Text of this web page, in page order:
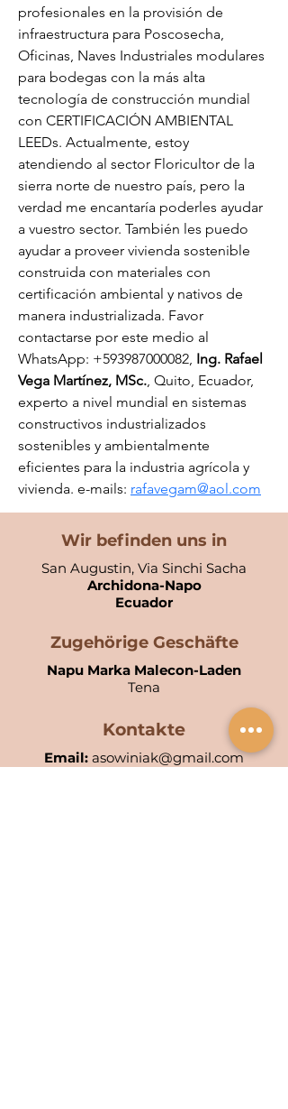
profesionales en la provisión de
infraestructura para Poscosecha,
Oficinas, Naves Industriales modulares
para bodegas con la más alta
tecnología de construcción mundial
con CERTIFICACIÓN AMBIENTAL
LEEDs. Actualmente, estoy
atendiendo al sector Floricultor de la
sierra norte de nuestro país, pero la
verdad me encantaría poderles ayudar
a vuestro sector. También les puedo
ayudar a proveer vivienda sostenible
construida con materiales con
certificación ambiental y nativos de
manera industrializada. Favor
contactarse por este medio al
WhatsApp: +593987000082, Ing. Rafael
Vega Martínez, MSc., Quito, Ecuador,
experto a nivel mundial en sistemas
constructivos industrializados
sostenibles y ambientalmente
eficientes para la industria agrícola y
vivienda. e-mails: rafavegam@aol.com
Wir befinden uns in
San Augustin, Via Sinchi Sacha
Archidona-Napo
Ecuador​
Zugehörige Geschäfte
Napu Marka Malecon-Laden
Tena
Kontakte
Email: asowiniak@gmail.com